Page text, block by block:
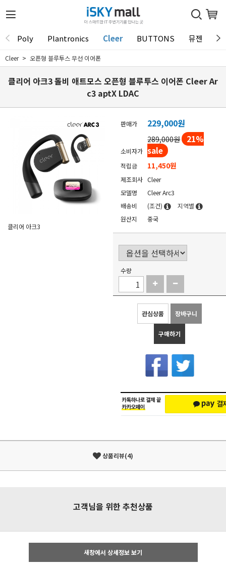
Poly Plantronics Cleer BUTTONS 뮤젠
Cleer 오픈형 블루투스 무선 이어폰
클리어 아크3 돌비 애트모스 오픈형 블루투스 이어폰 Cleer Ar
c3 aptX LDAC
클리어 아크3
판매가 229,000원
소비자가
289,000원 21%
sale
적립금 11,450원
제조회사 Cleer
모델명
Cleer Arc3
배송비
(조건)
지역별
원산지
중국
수량
관심상품 장바구니
구매하기
상품리뷰(4)
고객님을 위한 추천상품
새창에서 상세정보 보기